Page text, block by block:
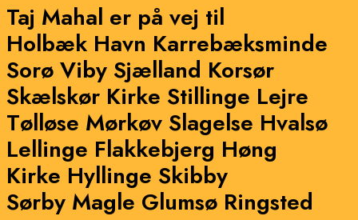
Taj Mahal er på vej til
Holbæk Havn Karrebæksminde
SorøViby Sjælland Korsør
Skælskør Kirke Stillinge Lejre
Tølløse Mørkøv Slagelse Hvalsø
Lellinge Flakkebjerg Høng
Kirke Hyllinge Skibby
Sørby Magle Glumsø Ringsted